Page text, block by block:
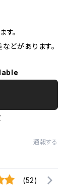
す。
どがあります。
通報する
(52)